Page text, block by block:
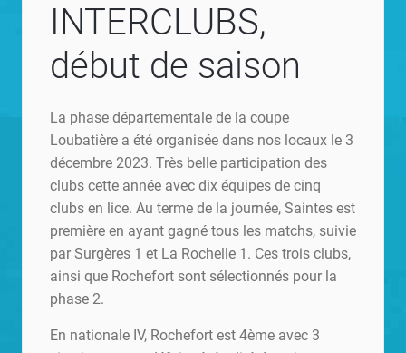
INTERCLUBS,
début de saison
La phase départementale de la coupe
Loubatière a été organisée dans nos locaux le 3
décembre 2023. Très belle participation des
clubs cette année avec dix équipes de cinq
clubs en lice. Au terme de la journée, Saintes est
première en ayant gagné tous les matchs, suivie
par Surgères 1 et La Rochelle 1. Ces trois clubs,
ainsi que Rochefort sont sélectionnés pour la
phase 2.
En nationale IV, Rochefort est 4ème avec 3